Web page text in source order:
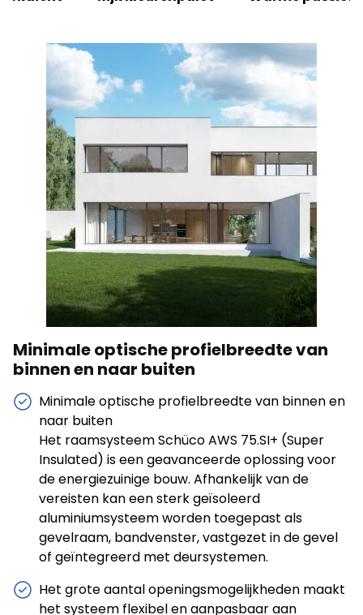
Statistische cookies helpen website-eigenaren te
begrijpen hoe verschillende gebruikers zich op de site
gedragen door anonieme informatie te verzamelen en
te rapporteren.
Alles weigeren
Alles accepteren
Minimale optische profielbreedte van
binnen en naar buiten
Minimale optische profielbreedte van binnen en
naar buiten
Het raamsysteem Schüco AWS 75.SI+ (Super
Insulated) is een geavanceerde oplossing voor
de energiezuinige bouw. Afhankelijk van de
vereisten kan een sterk geïsoleerd
aluminiumsysteem worden toegepast als
gevelraam, bandvenster, vastgezet in de gevel
of geïntegreerd met deursystemen.
Het grote aantal openingsmogelijkheden maakt
het systeem flexibel en aanpasbaar aan